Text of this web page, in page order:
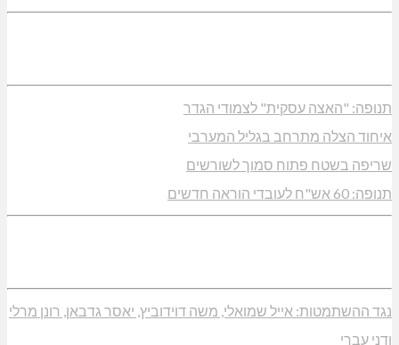
תנופה: "האצה עסקית" לצמודי הגדר
איחוד הצלה מתרחב בגליל המערבי
שריפה בשטח פתוח סמוך לשורשים
תנופה: 60 אש"ח לעובדי הוראה חדשים
נגד ההשתמטות: אייל שמואלי, משה דוידוביץ, יאסר גדבאן, רונן מרלי
ודני עברי